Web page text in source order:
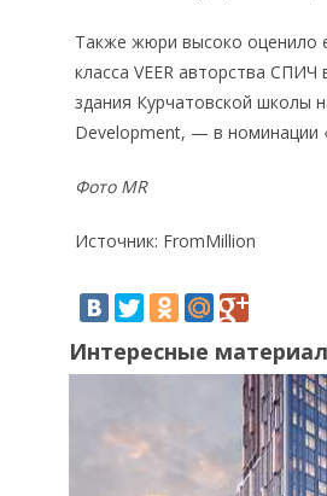
Также жюри высоко оценило
класса VEER авторства
здания Курчатовской школы
Development, — в номинации
Фото MR
Источник: FromMillion
Интересные